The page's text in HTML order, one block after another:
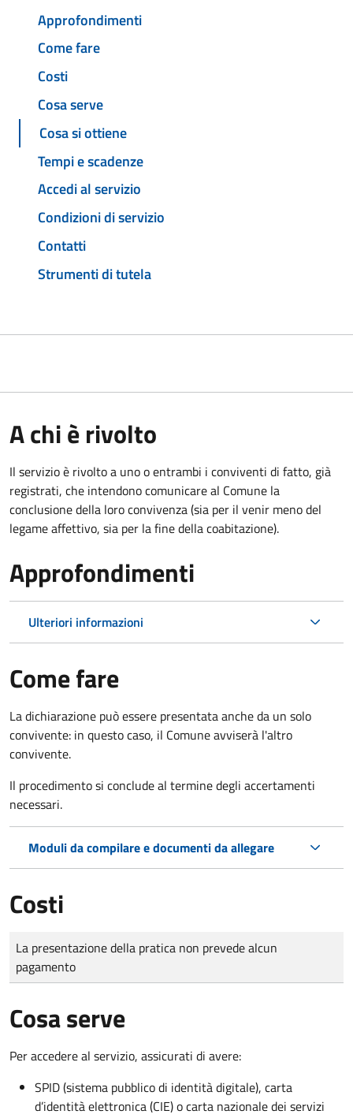
Approfondimenti
Come fare
Costi
Cosa serve
Cosa si ottiene
Tempi e scadenze
Accedi al servizio
Condizioni di servizio
Contatti
Strumenti di tutela
A chi è rivolto
Il servizio è rivolto a uno o entrambi i conviventi di fatto, già
registrati, che intendono comunicare al Comune la
conclusione della loro convivenza (sia per il venir meno del
legame affettivo, sia per la fine della coabitazione).
Approfondimenti
Ulteriori informazioni
Come fare
La dichiarazione può essere presentata anche da un solo
convivente: in questo caso, il Comune avviserà l'altro
convivente.
Il procedimento si conclude al termine degli accertamenti
necessari.
Moduli da compilare e documenti da allegare
Costi
Tipo di pagamento
Importo
La presentazione della pratica non prevede alcun
pagamento
Cosa serve
Per accedere al servizio, assicurati di avere:
SPID (sistema pubblico di identità digitale), carta
d’identità elettronica (CIE) o carta nazionale dei servizi